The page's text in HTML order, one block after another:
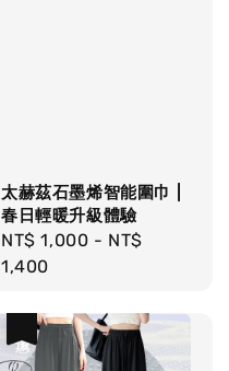
太赫茲石墨烯智能圍巾 |
春日輕暖升級體驗
Regular
price
NT$ 1,000 - NT$
1,400